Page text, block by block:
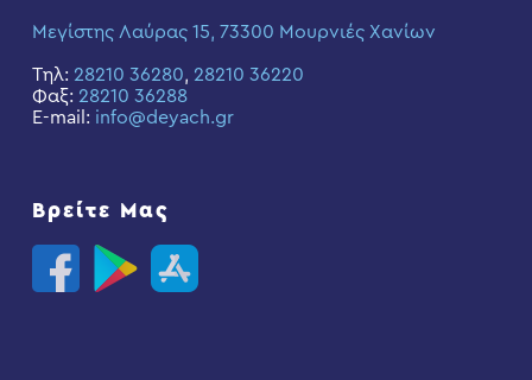
Μεγίστης Λαύρας 15, 73300 Μουρνιές Χανίων
Τηλ: 28210 36280, 28210 36220
Φαξ: 28210 36288
E-mail: info@deyach.gr
Βρείτε Μας